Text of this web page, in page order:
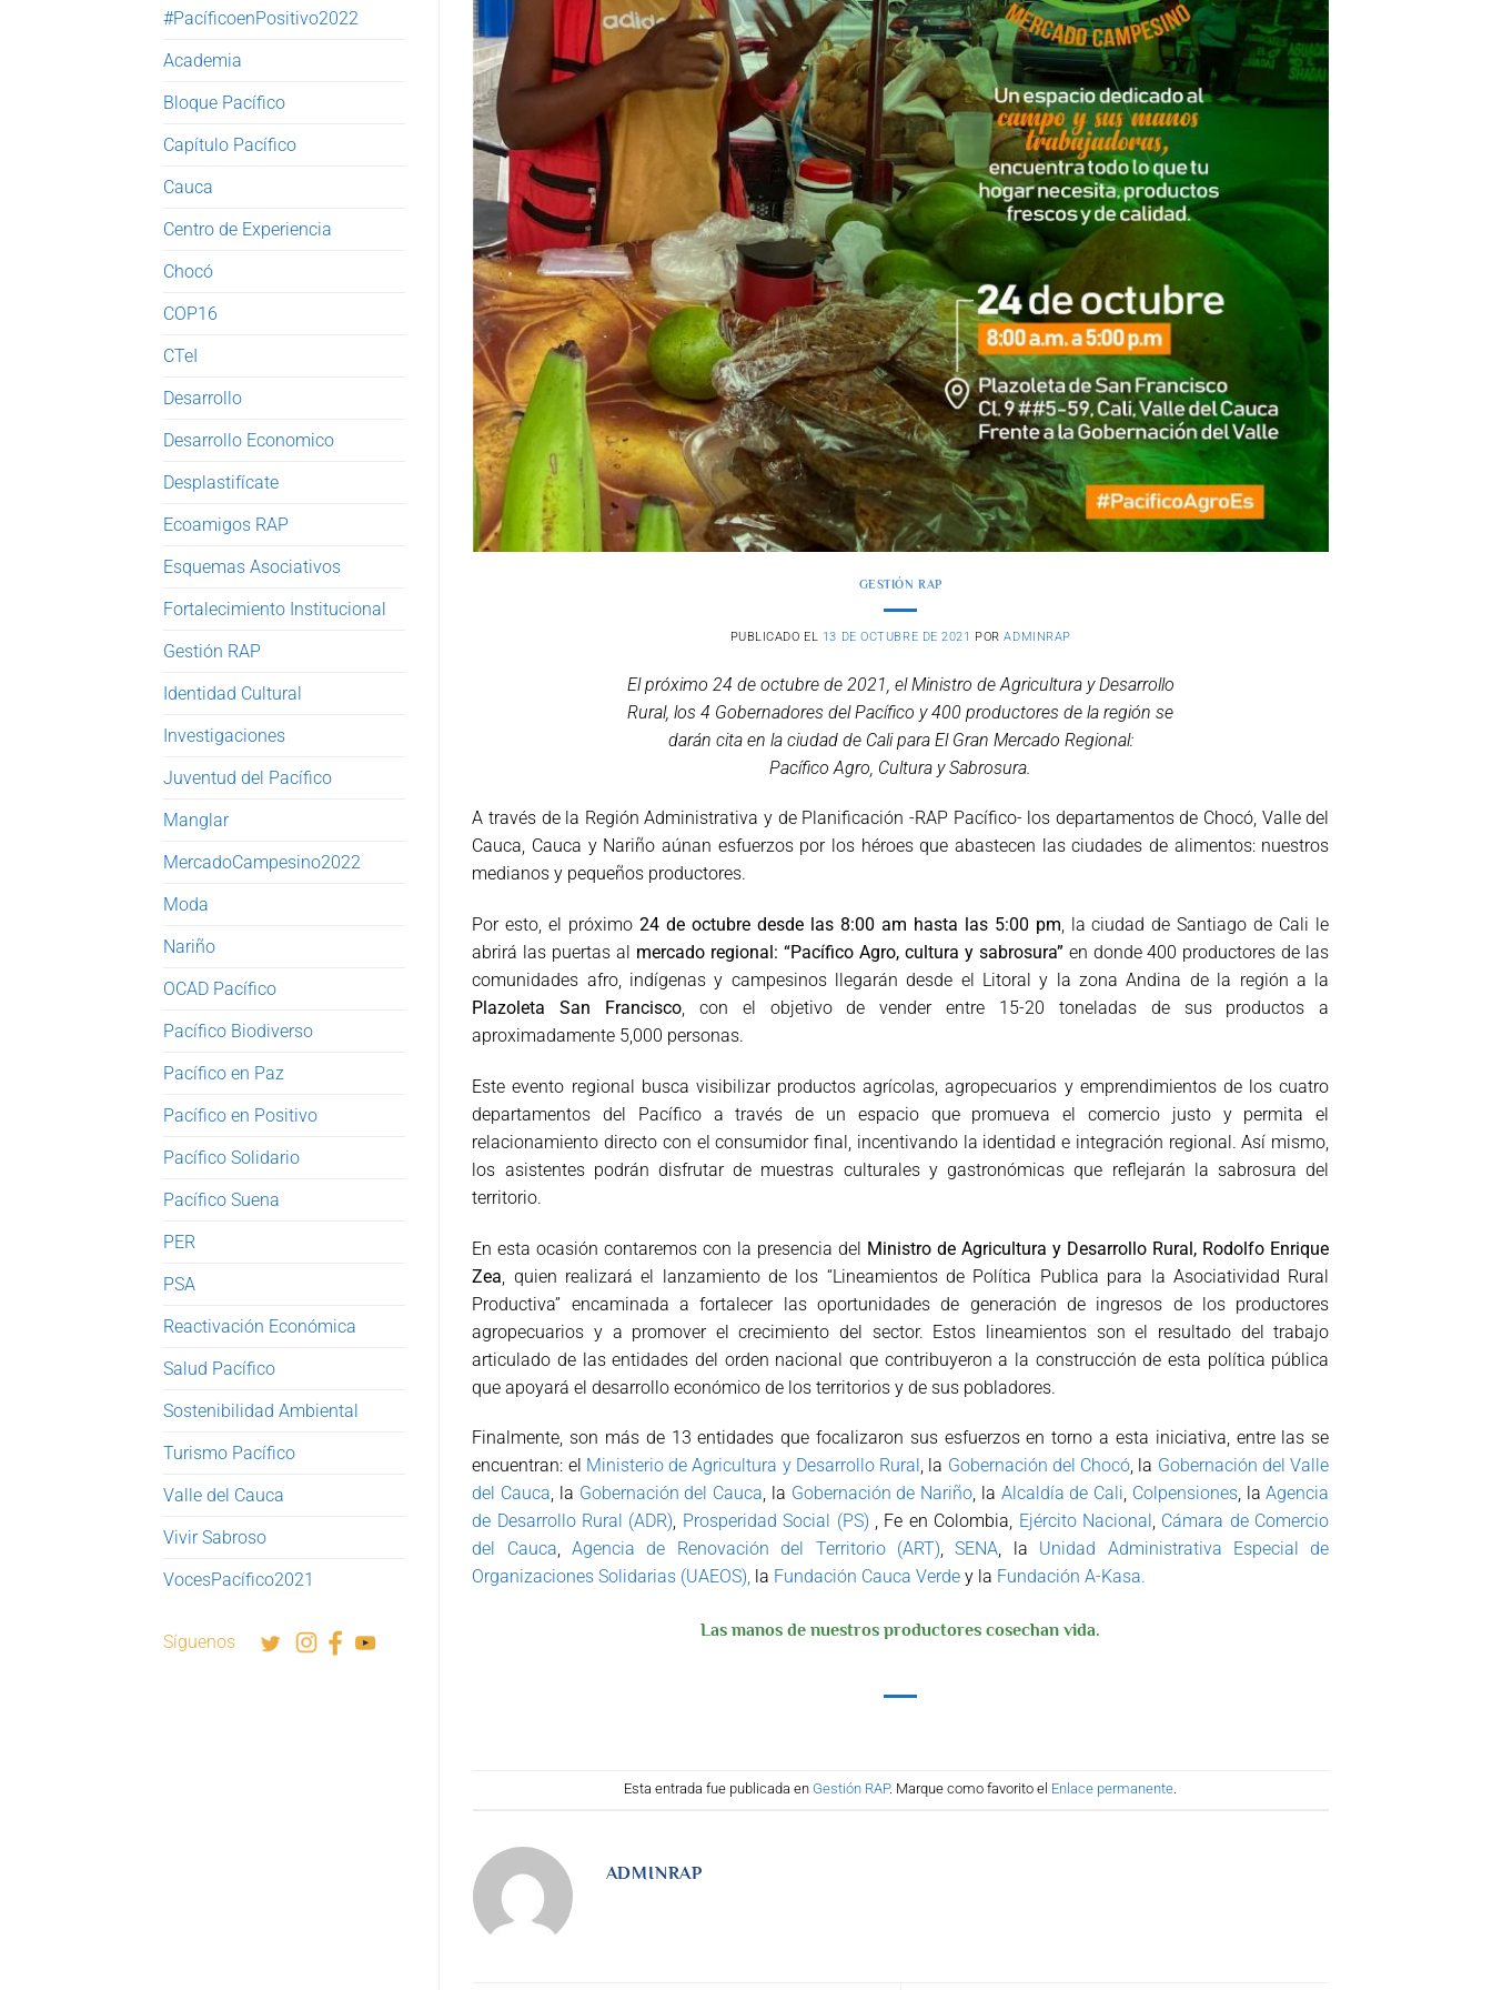
#PacíficoenPositivo2022
Academia
Bloque Pacífico
Capítulo Pacífico
Cauca
Centro de Experiencia
Chocó
COP16
CTeI
Desarrollo
Desarrollo Economico
Desplastifícate
Ecoamigos RAP
Esquemas Asociativos
Fortalecimiento Institucional
Gestión RAP
Identidad Cultural
Investigaciones
Juventud del Pacífico
Manglar
MercadoCampesino2022
Moda
Nariño
OCAD Pacífico
Pacífico Biodiverso
Pacífico en Paz
Pacífico en Positivo
Pacífico Solidario
Pacífico Suena
PER
PSA
Reactivación Económica
Salud Pacífico
Sostenibilidad Ambiental
Turismo Pacífico
Valle del Cauca
Vivir Sabroso
VocesPacífico2021
Síguenos
GESTIÓN RAP
PUBLICADO EL 13 DE OCTUBRE DE 2021 PORADMINRAP
El próximo 24 de octubre de 2021, el Ministro de Agricultura y Desarrollo
Rural, los 4 Gobernadores del Pacífico y 400 productores de la región se
darán cita en la ciudad de Cali para El Gran Mercado Regional:
Pacífico Agro, Cultura y Sabrosura.
A través de la RegiónAdministrativa y de Planificación -RAP Pacífico- los departamentos de Chocó, Valle del
Cauca, Cauca y Nariño aúnan esfuerzos por los héroesque abastecen las ciudades de alimentos: nuestros
medianos y pequeños productores.
Por esto, el próximo24 de octubre desde las 8:00 am hasta las 5:00 pm, laciudad de Santiago de Cali le
abrirá las puertas al mercado regional: “Pacífico Agro, cultura y sabrosura” en donde 400 productores de las
comunidades afro, indígenas y campesinos llegarán desde el Litoral y lazona Andina de la región a la
Plazoleta San Francisco, con el objetivo devender entre 15-20 toneladas de sus productos a
aproximadamente 5,000 personas.
Este evento regional busca visibilizar productos agrícolas, agropecuarios y emprendimientos de los cuatro
departamentos del Pacífico a través de un espacio que promueva el comercio justo y permita el
relacionamientodirecto con el consumidor final, incentivando la identidad e integración regional. Así mismo,
los asistentes podrán disfrutar de muestras culturales y gastronómicas que reflejarán la sabrosura del
territorio.
En esta ocasión contaremos con la presencia del Ministro de Agricultura y Desarrollo Rural, Rodolfo Enrique
Zea , quien realizará el lanzamiento de los “Lineamientos de Política Publica para la Asociatividad Rural
Productiva” encaminada a fortalecer las oportunidades de generación de ingresos de los productores
agropecuarios y a promover el crecimiento del sector. Estos lineamientos son el resultado del trabajo
articulado de las entidades del orden nacional que contribuyeron a la construcción de esta política pública
que apoyará el desarrollo económico de los territorios y de sus pobladores.
Finalmente, son más de 13 entidades que focalizaron sus esfuerzos entorno a esta iniciativa, entre las se
encuentran: el Ministerio de Agricultura y Desarrollo Rural , la Gobernación del Chocó, la Gobernación del Valle
del Cauca, la Gobernación del Cauca, la Gobernación de Nariño, la Alcaldía de Cali, Colpensiones, laAgencia
de Desarrollo Rural (ADR), Prosperidad Social (PS) , Fe en Colombia, Ejército Nacional , Cámara de Comercio
del Cauca,Agencia de Renovación del Territorio (ART),SENA, la Unidad Administrativa Especial de
Organizaciones Solidarias (UAEOS), la Fundación Cauca Verdey la Fundación A-Kasa.
Las manos de nuestros productores cosechan vida.
Esta entrada fue publicada en Gestión RAP. Marque como favorito el Enlace permanente.
ADMINRAP